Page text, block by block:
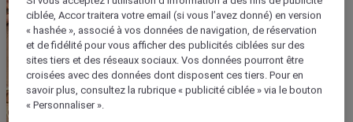
ciblée, Accor traitera votre email (si vous l’avez donné) en version
« hashée », associé à vos données de navigation, de réservation
et de fidélité pour vous afficher des publicités ciblées sur des
sites tiers et des réseaux sociaux. Vos données pourront être
croisées avec des données dont disposent ces tiers. Pour en
savoir plus, consultez la rubrique « publicité ciblée » via le bouton
« Personnaliser ».